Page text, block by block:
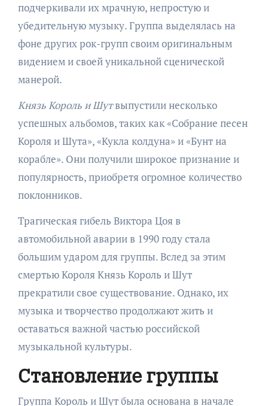
подчеркивали их мрачную, непростую и
убедительную музыку. Группа выделялась на
фоне других рок-групп своим оригинальным
видением и своей уникальной сценической
манерой.
Князь Король и Шутвыпустили несколько
успешных альбомов, таких как «Собрание песен
Короля и Шута», «Кукла колдуна» и «Бунт на
корабле». Они получили широкое признание и
популярность, приобретя огромное количество
поклонников.
Трагическая гибель Виктора Цоя в
автомобильной аварии в 1990 году стала
большим ударом для группы. Вслед за этим
смертью Короля Князь Король и Шут
прекратили свое существование. Однако, их
музыка и творчество продолжают жить и
оставаться важной частью российской
музыкальной культуры.
Становление группы
Группа Король и Шут была основана в начале